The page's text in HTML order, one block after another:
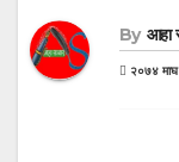
By आहा
२०७४